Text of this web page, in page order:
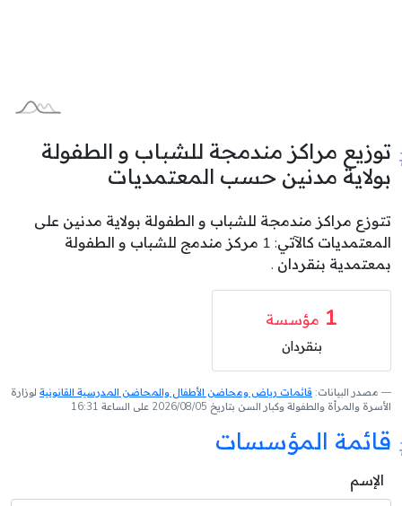
توزيع مراكز مندمجة للشباب و الطفولة
بولاية مدنين حسب المعتمديات
تتوزع مراكز مندمجة للشباب و الطفولة بولاية مدنين على
المعتمديات كالآتي: 1 مركز مندمج للشباب و الطفولة
بمعتمدية بنقردان .
1 مؤسسة
بنقردان
مصدر البيانات: قائمات رياض ومحاضن الأطفال والمحاضن المدرسية القانونية لوزارة
الأسرة والمرأة والطفولة وكبار السن بتاريخ 2026/08/05 على الساعة 16:31
قائمة المؤسسات
الإسم